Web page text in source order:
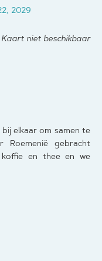
2029
Kaart niet beschikbaar
elkaar om samen te
Roemenië gebracht
en thee en we